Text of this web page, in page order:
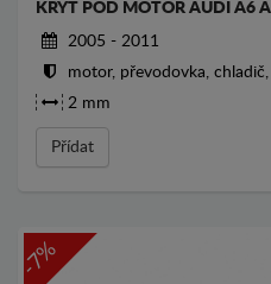
KRYT POD MOTOR AUDI A6
2005 - 2011
motor, převodovka,
2 mm
Přídat
-7%